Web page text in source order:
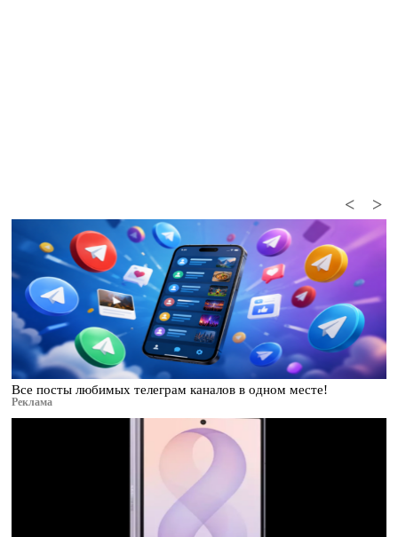
>
<
Все посты любимых телеграм каналов в одном месте!
Реклама